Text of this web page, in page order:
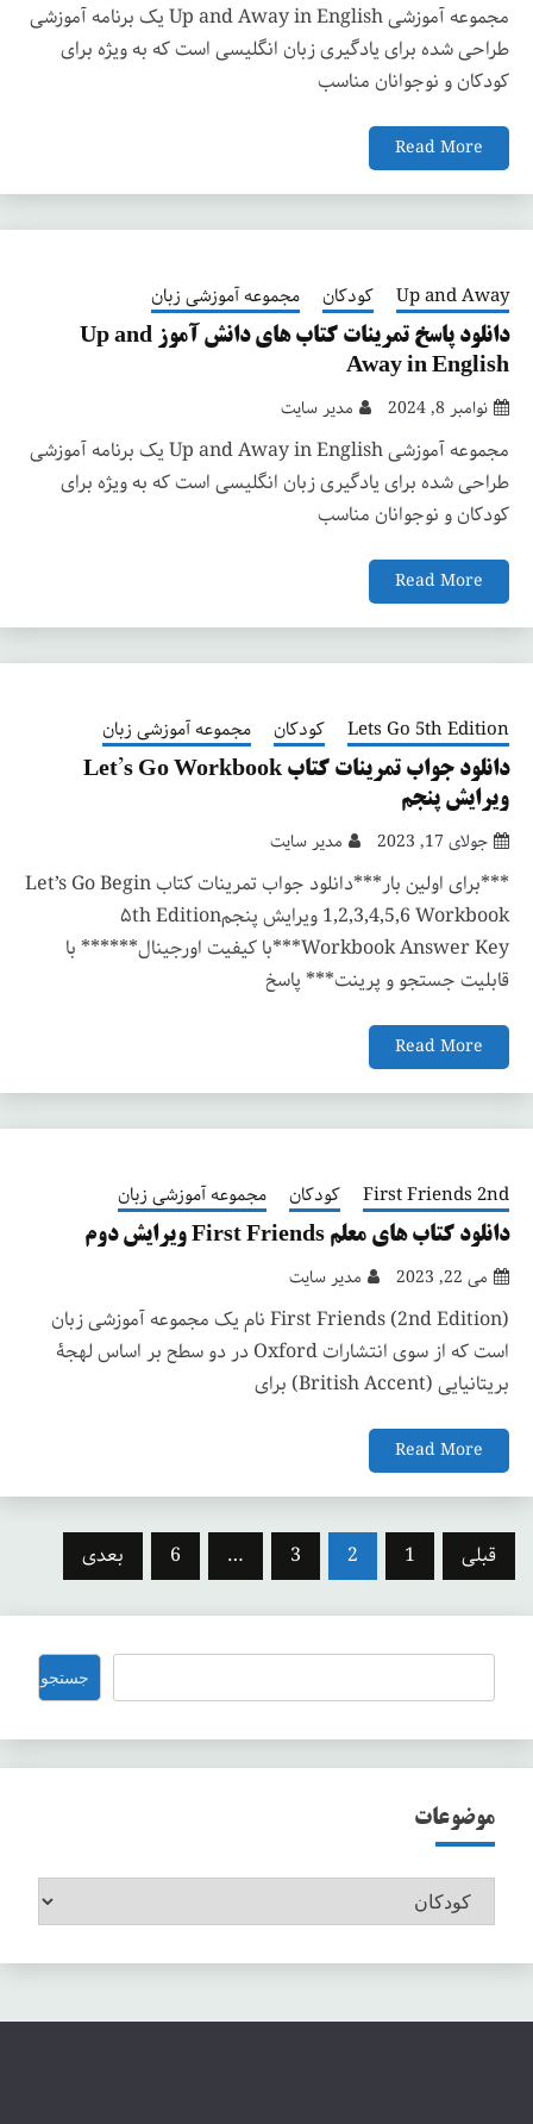
مجموعه آموزشی Up and Away in English یک برنامه آموزشی
طراحی شده برای یادگیری زبان انگلیسی است که به ویژه برای
کودکان و نوجوانان مناسب
Read More
Up and Away کودکان مجموعه آموزشی زبان
دانلود پاسخ تمرینات کتاب های دانش آموز Up and
Away in English
نوامبر 8, 2024 مدیر سایت
مجموعه آموزشی Up and Away in English یک برنامه آموزشی
طراحی شده برای یادگیری زبان انگلیسی است که به ویژه برای
کودکان و نوجوانان مناسب
Read More
Lets Go 5th Edition کودکان مجموعه آموزشی زبان
دانلود جواب تمرینات کتاب Let’s Go Workbook
ویرایش پنجم
جولای 17, 2023 مدیر سایت
***برای اولین بار***دانلود جواب تمرینات کتاب Let’s Go Begin
1,2,3,4,5,6 Workbook ویرایش پنجم۵th Edition
Workbook Answer Key***با کیفیت اورجینال****** با
قابلیت جستجو و پرینت*** پاسخ
Read More
First Friends 2nd کودکان مجموعه آموزشی زبان
دانلود کتاب های معلم First Friends ویرایش دوم
می 22, 2023 مدیر سایت
(First Friends (2nd Edition نام یک مجموعه آموزشی زبان
است که از سوی انتشارات Oxford در دو سطح بر اساس لهجۀ
بریتانیایی (British Accent) برای
Read More
صفحه‌بندی
قبلی 1
2
3
…
6 بعدی
جستجو جستجو
موضوعات
موضوعات